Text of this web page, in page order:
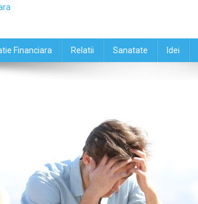
Financiara Relatii Sanatate Idei